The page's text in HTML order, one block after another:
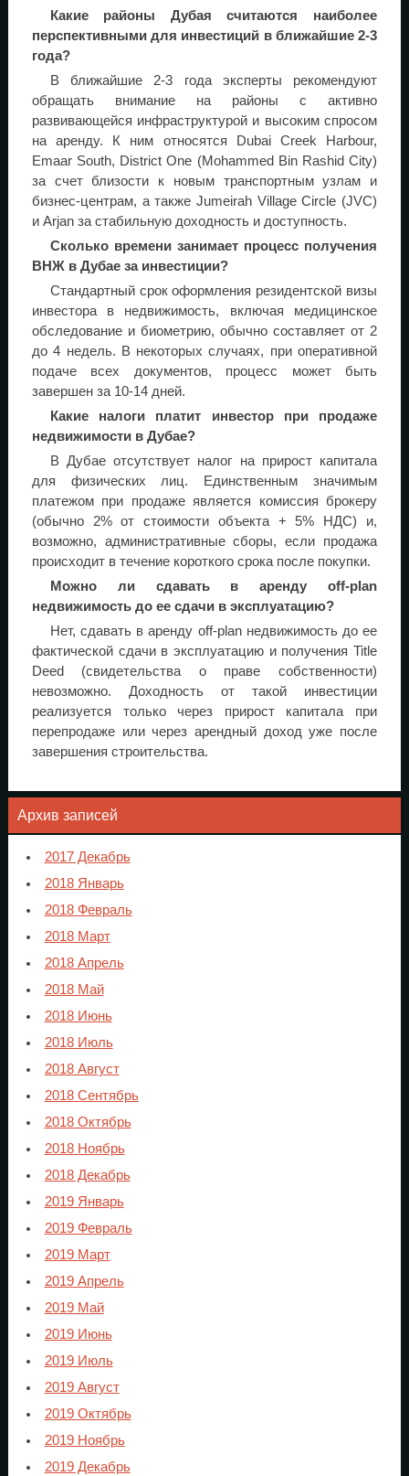
Какие районы Дубая считаются наиболее
перспективными для инвестиций в ближайшие 2-3
года?
В ближайшие 2-3 года эксперты рекомендуют
обращать внимание на районы с активно
развивающейся инфраструктурой и высоким спросом
на аренду. К ним относятся Dubai Creek Harbour,
Emaar South, District One (Mohammed Bin Rashid City)
за счет близости к новым транспортным узлам и
бизнес-центрам, а также Jumeirah Village Circle (JVC)
и Arjan за стабильную доходность и доступность.
Сколько времени занимает процесс получения
ВНЖ в Дубае за инвестиции?
Стандартный срок оформления резидентской визы
инвестора в недвижимость, включая медицинское
обследование и биометрию, обычно составляет от 2
до 4 недель. В некоторых случаях, при оперативной
подаче всех документов, процесс может быть
завершен за 10-14 дней.
Какие налоги платит инвестор при продаже
недвижимости в Дубае?
В Дубае отсутствует налог на прирост капитала
для физических лиц. Единственным значимым
платежом при продаже является комиссия брокеру
(обычно 2% от стоимости объекта + 5% НДС) и,
возможно, административные сборы, если продажа
происходит в течение короткого срока после покупки.
Можно ли сдавать в аренду off-plan
недвижимость до ее сдачи в эксплуатацию?
Нет, сдавать в аренду off-plan недвижимость до ее
фактической сдачи в эксплуатацию и получения Title
Deed (свидетельства о праве собственности)
невозможно. Доходность от такой инвестиции
реализуется только через прирост капитала при
перепродаже или через арендный доход уже после
завершения строительства.
Архив записей
2017 Декабрь
2018 Январь
2018 Февраль
2018 Март
2018 Апрель
2018 Май
2018 Июнь
2018 Июль
2018 Август
2018 Сентябрь
2018 Октябрь
2018 Ноябрь
2018 Декабрь
2019 Январь
2019 Февраль
2019 Март
2019 Апрель
2019 Май
2019 Июнь
2019 Июль
2019 Август
2019 Октябрь
2019 Ноябрь
2019 Декабрь